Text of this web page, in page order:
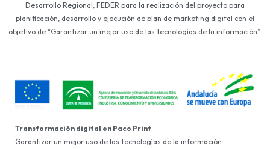
Desarrollo Regional, FEDER para la realización del proyecto para
planificación, desarrollo y ejecución de plan de marketing digital con el
objetivo de “Garantizar un mejor uso de las tecnologías de la información”.
Transformación digital en Paco Print
Garantizar un mejor uso de las tecnologías de la información